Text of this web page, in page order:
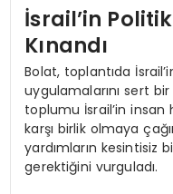
İsrail’in
Kınandı
Bolat, toplantıda
uygulamalarını sert
toplumu İsrail’in insan
karşı birlik olmaya
yardımların kesintisiz
gerektiğini vurguladı.